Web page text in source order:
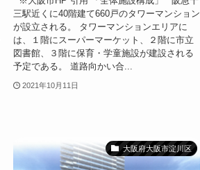
三駅近くに40階建て660戸のタワーマンション
が設立される。 タワーマンションエリアに
は、１階にスーパーマーケット、２階に市立
図書館、３階に保育・学童施設が建設される
予定である。 道路向かい合...
2021年10月11日
大阪府大阪市淀川区